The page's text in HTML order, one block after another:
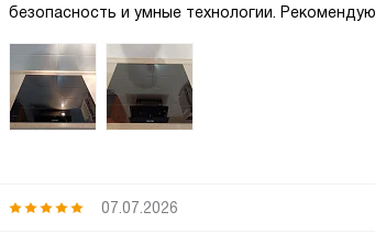
безопасность и умные технологии.
07.07.2026